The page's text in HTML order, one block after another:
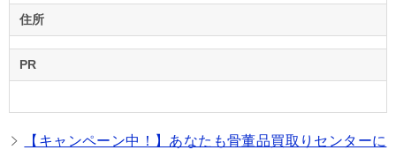
住所
PR
【キャンペーン中！】あなたも骨董品買取りセンターに